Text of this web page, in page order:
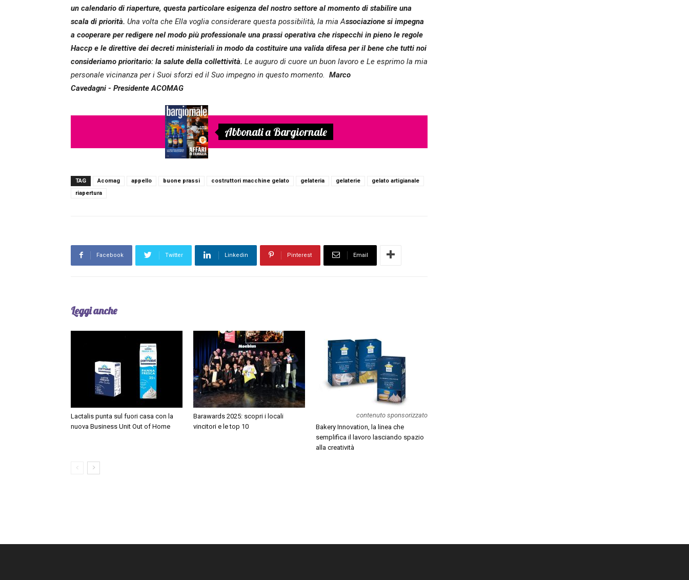
un calendario di riaperture, questa particolare esigenza del nostro settore al momento di stabilire una
scala di priorità. Una volta che Ella voglia considerare questa possibilità, la mia Associazione si impegna
a cooperare per redigere nel modo più professionale una prassi operativa che rispecchi in pieno le regole
Haccp e le direttive dei decreti ministeriali in modo da costituire una valida difesa per il bene che tutti noi
consideriamo prioritario: la salute della collettività. Le auguro di cuore un buon lavoro e Le esprimo la mia
personale vicinanza per i Suoi sforzi ed il Suo impegno in questo momento. Marco
Cavedagni - Presidente ACOMAG
Abbonati a Bargiornale
TAG Acomag appello buone prassi costruttori macchine gelato gelateria gelaterie
gelato artigianale
riapertura
Facebook Twitter Linkedin Pinterest Email
Leggi anche
Lactalis punta sul fuori casa con la
nuova Business Unit Out of Home
Barawards 2025: scopri i locali
vincitori e le top 10
contenuto sponsorizzato
Bakery Innovation, la linea che
semplifica il lavoro lasciando spazio
alla creatività